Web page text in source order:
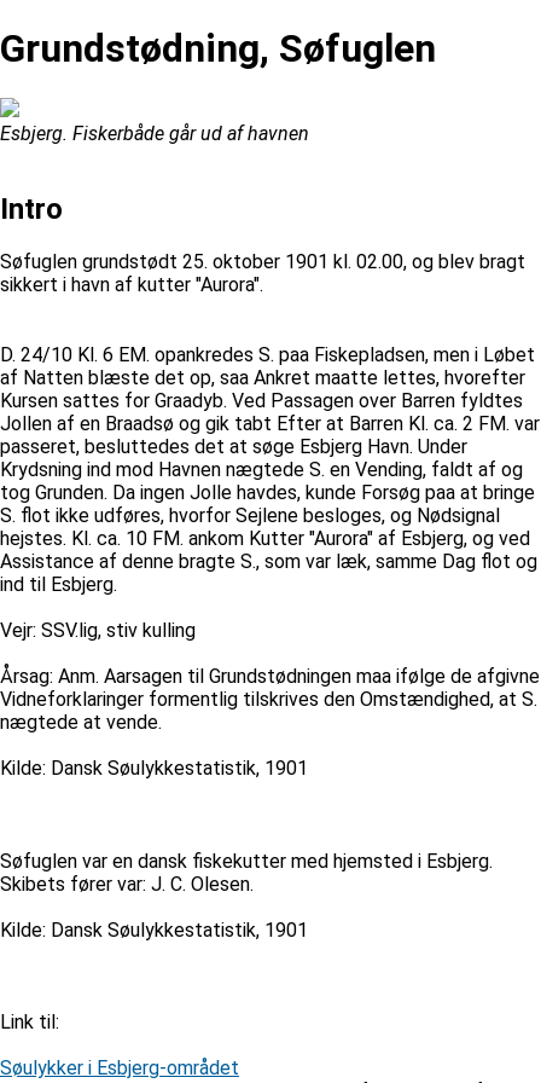
Grundstødning, Søfuglen
Esbjerg. Fiskerbåde går ud af havnen
Intro
Søfuglen grundstødt 25. oktober 1901 kl. 02.00, og blev bragt
sikkert i havn af kutter "Aurora".
D. 24/10 Kl. 6 EM. opankredes S. paa Fiskepladsen, men i Løbet
af Natten blæste det op, saa Ankret maatte lettes, hvorefter
Kursen sattes for Graadyb. Ved Passagen over Barren fyldtes
Jollen af en Braadsø og gik tabt Efter at Barren Kl. ca. 2 FM. var
passeret, besluttedes det at søge Esbjerg Havn. Under
Krydsning ind mod Havnen nægtede S. en Vending, faldt af og
tog Grunden. Da ingen Jolle havdes, kunde Forsøg paa at bringe
S. flot ikke udføres, hvorfor Sejlene besloges, og Nødsignal
hejstes. Kl. ca. 10 FM. ankom Kutter "Aurora" af Esbjerg, og ved
Assistance af denne bragte S., som var læk, samme Dag flot og
ind til Esbjerg.
Vejr: SSV.lig, stiv kulling
Årsag: Anm. Aarsagen til Grundstødningen maa ifølge de afgivne
Vidneforklaringer formentlig tilskrives den Omstændighed, at S.
nægtede at vende.
Kilde: Dansk Søulykkestatistik, 1901
Søfuglen var en dansk fiskekutter med hjemsted i Esbjerg.
Skibets fører var: J. C. Olesen.
Kilde: Dansk Søulykkestatistik, 1901
Link til:
Søulykker i Esbjerg-området